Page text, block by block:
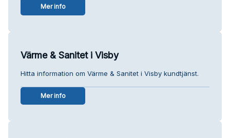
Mer info
Värme & Sanitet i Visby
Hitta information om Värme & Sanitet i Visby kundtjänst.
Mer info